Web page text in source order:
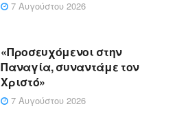
7 Αυγούστου 2026
«Προσευχόμενοι στην
Παναγία, συναντάμε τον
Χριστό»
7 Αυγούστου 2026